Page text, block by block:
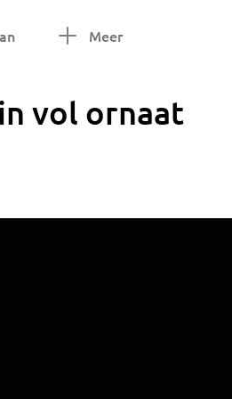
Meer
vol ornaat